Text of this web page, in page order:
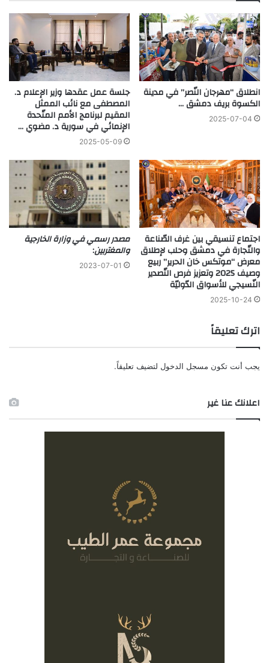
انطلاق “مهرجان النّصر” في مدينة
الكسوة بريف دمشق …
2025-07-04
جلسة عمل عقدها وزير الإعلام د.
المصطفى مع نائب الممثل
المقيم لبرنامج الأمم المتّحدة
الإنمائي في سورية د. مضوي …
2025-05-09
اجتماع تنسيقي بين غرف الصّناعة
والتّجارة في دمشق وحلب لإطلاق
معرض “موتكس خان الحرير” ربيع
وصيف 2025 وتعزيز فرص التّصدير
النّسيجي للأسواق الدّوليّة
2025-10-24
مصدر رسمي في وزارة الخارجية
والمغتربين:
2023-07-01
اترك تعليقاً
يجب أنت تكون مسجل الدخول لتضيف تعليقاً.
اعلانك عنا غير